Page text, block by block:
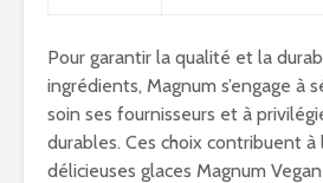
Pour garantir la qualité et la
ingrédients, Magnum s’engage à
soin ses fournisseurs et à
durables. Ces choix contribuent à
délicieuses glaces Magnum